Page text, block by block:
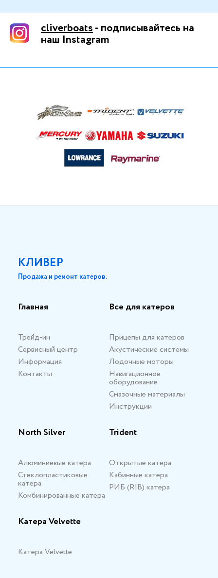
cliverboats- подписывайтесь на
наш Instagram
КЛИВЕР
Продажа и ремонт катеров.
Главная
Трейд-ин
Сервисный центр
Информация
Контакты
Все для катеров
Прицепы для катеров
Акустические системы
Лодочные моторы
Навигационное
оборудование
Смазочные материалы
Инструкции
North Silver
Алюминиевые катера
Стеклопластиковые
катера
Комбинированные катера
Trident
Открытые катера
Кабинные катера
РИБ (RIB) катера
Катера Velvette
Катера Velvette